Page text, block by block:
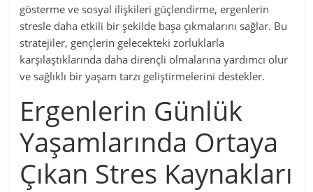
gösterme ve sosyal ilişkileri güçlendirme, ergenlerin
stresle daha etkili bir şekilde başa çıkmalarını sağlar. Bu
stratejiler, gençlerin gelecekteki zorluklarla
karşılaştıklarında daha dirençli olmalarına yardımcı olur
ve sağlıklı bir yaşam tarzı geliştirmelerini destekler.
Ergenlerin Günlük
Yaşamlarında Ortaya
Çıkan Stres Kaynakları